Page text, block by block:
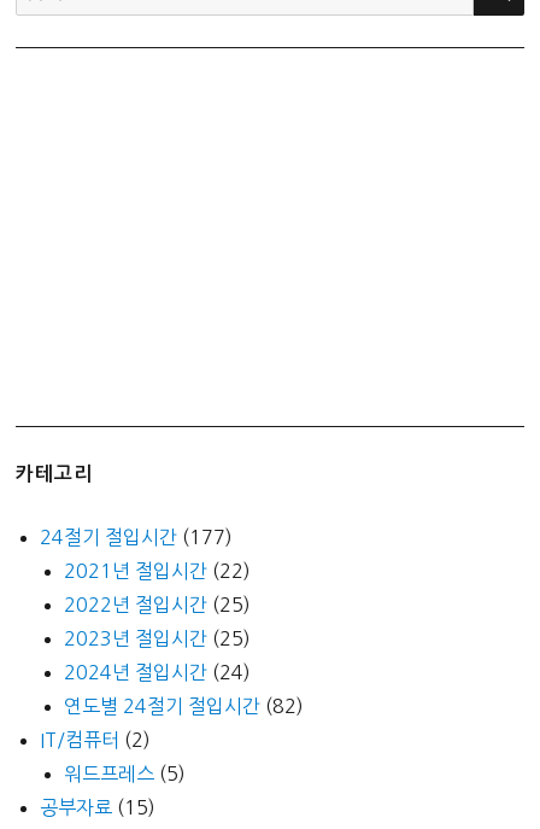
색:
카테고리
24절기 절입시간 (177)
2021년 절입시간 (22)
2022년 절입시간 (25)
2023년 절입시간 (25)
2024년 절입시간 (24)
연도별 24절기 절입시간 (82)
IT/컴퓨터 (2)
워드프레스 (5)
공부자료 (15)